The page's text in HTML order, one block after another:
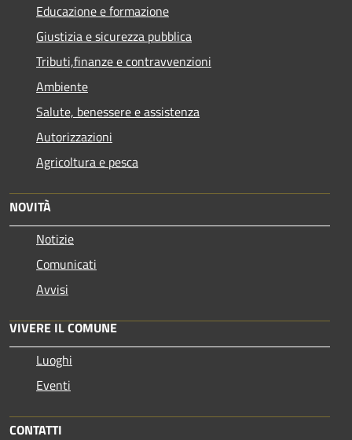
Educazione e formazione
Giustizia e sicurezza pubblica
Tributi,finanze e contravvenzioni
Ambiente
Salute, benessere e assistenza
Autorizzazioni
Agricoltura e pesca
NOVITÀ
Notizie
Comunicati
Avvisi
VIVERE IL COMUNE
Luoghi
Eventi
CONTATTI